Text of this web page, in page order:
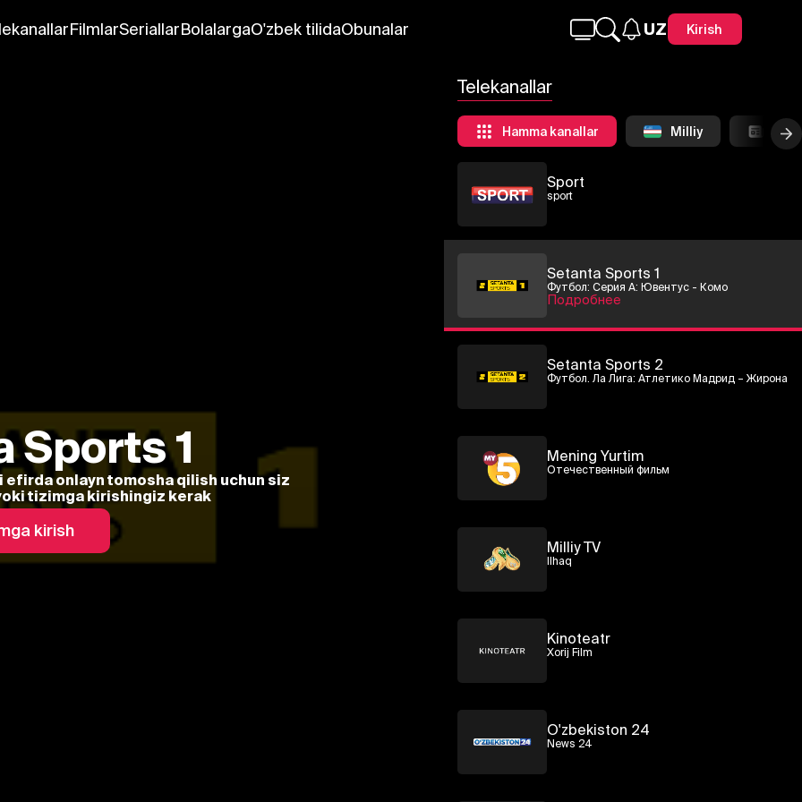
FilmlarSeriallarBolalargaO'zbek tilidaObunalar UZ Kirish
Sports 1
onlayn tomosha qilish uchun siz
tizimga kirishingiz kerak
kirish
Telekanallar
Hamma kanallar Milliy
FUTBOL TV
FUTBOL TV
Sport
sport
Setanta Sports 1
Футбол: Серия А: Ювентус - Комо
Подробнее
Setanta Sports 2
Футбол. Ла Лига: Атлетико Мадрид – Жирона
Mening Yurtim
Отечественный фильм
Milliy TV
Ilhaq
Kinoteatr
Xorij Film
O'zbekiston 24
News 24